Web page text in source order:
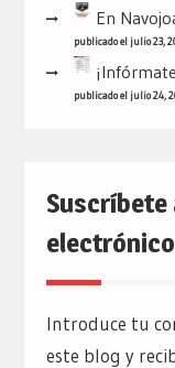
En
publicado el julio 23,
publicado el julio 24,
electrónico
Introduce tu
este blog y